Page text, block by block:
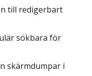
till redigerbart
sökbara för
skärmdumpar i